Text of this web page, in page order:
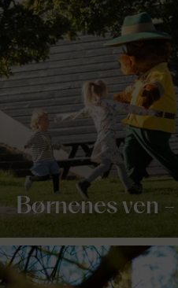
Børnenes ven